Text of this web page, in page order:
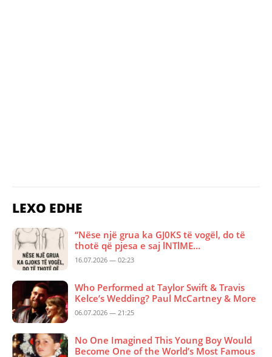
LEXO EDHE
“Nëse një grua ka GJ0KS të vogël, do të
thotë që pjesa e saj lNTlME…
16.07.2026 — 02:23
Who Performed at Taylor Swift & Travis
Kelce’s Wedding? Paul McCartney & More
06.07.2026 — 21:25
No One Imagined This Young Boy Would
Become One of the World’s Most Famous